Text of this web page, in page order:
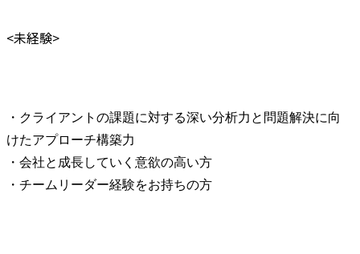
<未経験>
・クライアントの課題に対する深い分析力と問題解決に向
けたアプローチ構築力
・会社と成長していく意欲の高い方
・チームリーダー経験をお持ちの方